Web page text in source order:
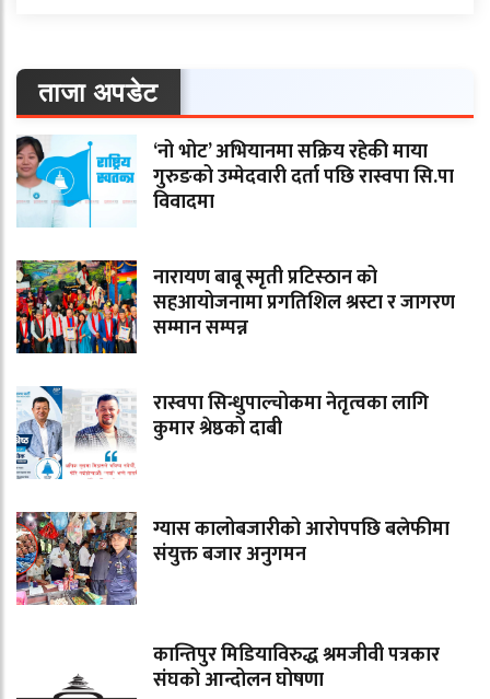
ताजा अपडेट
‘नो भोट’ अभियानमा सक्रिय रहेकी माया
गुरुङको उम्मेदवारी दर्ता पछि रास्वपा सि.पा
विवादमा
नारायण बाबू स्मृती प्रटिस्ठान को
सहआयोजनामा प्रगतिशिल श्रस्टा र जागरण
सम्मान सम्पन्न
रास्वपा सिन्धुपाल्चोकमा नेतृत्वका लागि
कुमार श्रेष्ठको दाबी
ग्यास कालोबजारीको आरोपपछि बलेफीमा
संयुक्त बजार अनुगमन
कान्तिपुर मिडियाविरुद्ध श्रमजीवी पत्रकार
संघको आन्दोलन घोषणा